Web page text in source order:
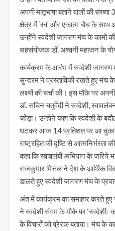
अपनी मातृभाषा बताने वालों की
क्षेत्र में ‘स्व’ और एकात्म बोध के
उन्होंने स्वदेशी जागरण मंच के कामों
सहसंयोजक डॉ. अश्वनी महाजन के
कार्यक्रम के आरंभ में स्वदेशी जागरण
सुन्दरम ने प्रस्ताविकी रखते हुए मंच के
लक्ष्यों की चर्चा की। इस मौके पर
डॉ. सचिन चतुर्वेदी ने स्वदेशी,
जोड़ा। उन्होंने कहा कि स्वदेशी के
घटकर आज 14 प्रतिशत पर आ चुका
राष्ट्रहित की दृष्टि से आत्मनिर्भरता
कहा कि स्वावलंबी अभियान के जरिये
राजकुमार मित्तल ने देश के आर्थिक
डालते हुए स्वदेशी जागरण मंच के
अंत में कार्यक्रम का समाहार करते हुए
ने स्वदेशी संगम के मौके पर
के विचारों को प्रेरक बताया। मंच के